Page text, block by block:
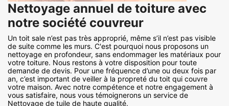
Nettoyage annuel de toiture avec
notre société couvreur
Un toit sale n’est pas très approprié, même s’il n’est pas visible
de suite comme les murs. C'est pourquoi nous proposons un
nettoyage en profondeur, sans endommager les matériaux pour
votre toiture. Nous restons à votre disposition pour toute
demande de devis. Pour une fréquence d’une ou deux fois par
an, c’est important de veiller à la propreté du toit qui couvre
votre maison. Avec notre compétence et notre engagement à
vous satisfaire, nous vous témoignerons un service de
Nettoyage de tuile de haute qualité.